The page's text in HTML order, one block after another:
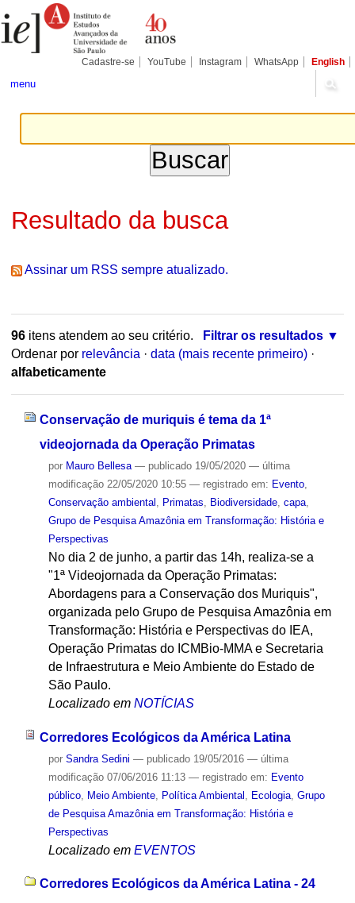
para
conteúdo.
Pessoais
Cadastre-se YouTube Instagram WhatsApp English
menu
Resultado da busca
Assinar um RSS sempre atualizado.
96itens atendem ao seu critério.
Filtrar os resultados
Ordenar por relevância · data (mais recente primeiro) ·
alfabeticamente
Conservação de muriquis é tema da 1ª
videojornada da Operação Primatas
por Mauro Bellesa — publicado19/05/2020 — última
modificação22/05/2020 10:55 — registrado em: Evento,
Conservação ambiental
Primatas Biodiversidade, capa,
Grupo de Pesquisa Amazônia em Transformação: História e
Perspectivas
No dia 2 de junho, a partir das 14h, realiza-se a
"1ª Videojornada da Operação Primatas:
Abordagens para a Conservação dos Muriquis",
organizada pelo Grupo de Pesquisa Amazônia em
Transformação: História e Perspectivas do IEA,
Operação Primatas do ICMBio-MMA e Secretaria
de Infraestrutura e Meio Ambiente do Estado de
São Paulo.
Localizado em NOTÍCIAS
Corredores Ecológicos da América Latina
por Sandra Sedini — publicado19/05/2016 — última
modificação07/06/2016 11:13 — registrado em: Evento
público, Meio Ambiente, Política Ambiental Ecologia, Grupo
de Pesquisa Amazônia em Transformação: História e
Perspectivas
Localizado em EVENTOS
Corredores Ecológicos da América Latina - 24